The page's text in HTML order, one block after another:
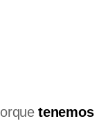
tenemos